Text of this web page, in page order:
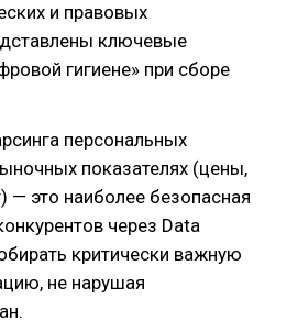
и правовых
ключевые
гигиене» при сборе
персональных
показателях (цены,
— это наиболее безопасная
через Data
критически важную
не нарушая